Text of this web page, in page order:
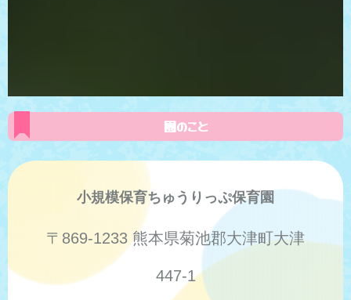
園のこと
小規模保育ちゅうりっぷ保育園
〒869-1233 熊本県菊池郡大津町大津
447-1